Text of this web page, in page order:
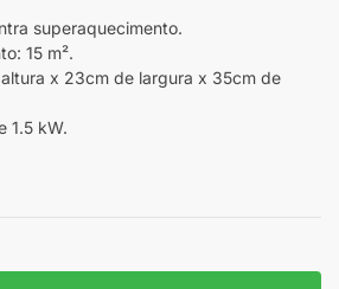
superaquecimento.
15 m².
x 23cm de largura x 35cm de
1.5 kW.